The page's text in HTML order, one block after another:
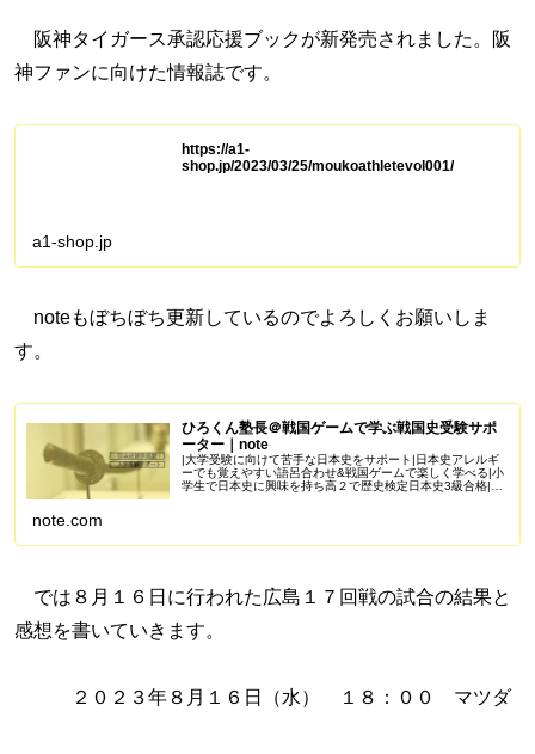
阪神タイガース承認応援ブックが新発売されました。阪
神ファンに向けた情報誌です。
https://a1-
shop.jp/2023/03/25/moukoathletevol001/
a1-shop.jp
noteもぼちぼち更新しているのでよろしくお願いしま
す。
ひろくん塾長＠戦国ゲームで学ぶ戦国史受験サポ
ーター｜note
|大学受験に向けて苦手な日本史をサポート|日本史アレルギ
ーでも覚えやすい語呂合わせ&戦国ゲームで楽しく学べる|小
学生で日本史に興味を持ち高２で歴史検定日本史3級合格|苦
note.com
では８月１６日に行われた広島１７回戦の試合の結果と
感想を書いていきます。
２０２３年８月１６日（水） １８：００ マツダ